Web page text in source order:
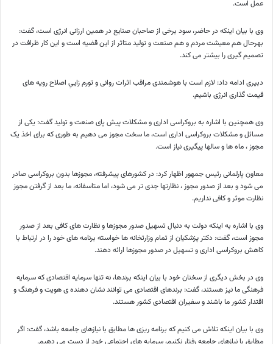
عمل است.
وی با بیان اینکه در حاضر، سود برخی از صاحبان صنایع در همین ارزانی انرژی است، گفت:
بهرحال هم معیشت مردم و هم صنعت و تولید متاثر از این قضیه است و این کار ظرافت در
تصمیم گیری را بیشتر می کند.
دبیری ادامه داد: لازم است با هوشمندی مراقب اثرات روانی و تورم زاییِ اصلاح رویه های
قیمت گذاری انرژی باشیم.
وی همچنین با اشاره به بروکراسی اداری و مشکلات پیش پای صنعت و تولید گفت: یکی از
مسائل و مشکلات بروکراسی اداری است، ما سخت مجوز می دهیم به طوری که برای اخذ یک
مجوز ، ماه ها و سالها پیگیری نیاز است.
معاون پارلمانی رئیس جمهور اظهار کرد: در کشورهای پیشرفته، مجوزها بدون بروکراسی صادر
می شود و بعد از صدور مجوز ، نظارتها جدی تر می شود، اما متاسفانه، ما بعد از گرفتن مجوز
نظارت موثر و کافی نداریم.
وی با اشاره به اینکه دولت به دنبال تسهیل صدور مجوزها و نظارت های کافی بعد از صدور
مجوز است، گفت: دکتر پزشکیان از تمام وزارتخانه ها خواسته برنامه های خود را در ارتباط با
کاهش بروکراسی اداری و تسهیل در صدور مجوزها ارائه دهند.
وی در بخش دیگری از سخنان خود با بیان اینکه برندها، نه تنها سرمایه اقتصادی که سرمایه
فرهنگی ما نیز هستند، گفت: برندهای اقتصادی می توانند نشان دهنده ی هویت و فرهنگ و
اقتدار کشور ما باشند و سفیران اقتصادی کشور هستند.
وی با بیان اینکه تلاش می کنیم که برنامه ریزی ها مطابق با نیازهای جامعه باشد، گفت: اگر
مطابق با نیازهای جامعه رفتار نکنیم، سرمایه های اجتماعی خود از دست می دهیم.